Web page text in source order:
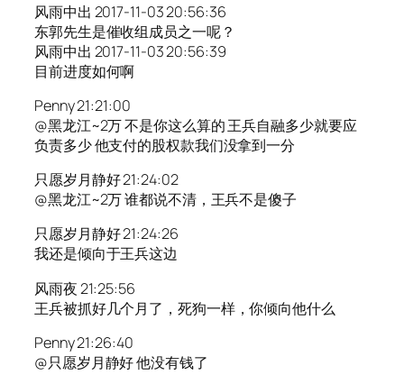
风雨中出 2017-11-03 20:56:36
东郭先生是催收组成员之一呢？
风雨中出 2017-11-03 20:56:39
目前进度如何啊
Penny 21:21:00
@黑龙江~2万 不是你这么算的 王兵自融多少就要应
负责多少 他支付的股权款我们没拿到一分
只愿岁月静好 21:24:02
@黑龙江~2万 谁都说不清，王兵不是傻子
只愿岁月静好 21:24:26
我还是倾向于王兵这边
风雨夜 21:25:56
王兵被抓好几个月了，死狗一样，你倾向他什么
Penny 21:26:40
@只愿岁月静好 他没有钱了